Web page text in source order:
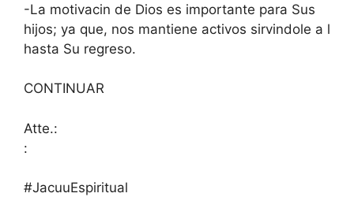
-La motivacin de Dios es importante para Sus
hijos; ya que, nos mantiene activos sirvindole a l
hasta Su regreso.
CONTINUAR
Atte.:
:
#JacuuEspiritual